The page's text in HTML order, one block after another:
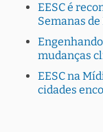
EESC é
Semanas
mudanças
EESC na
cidades